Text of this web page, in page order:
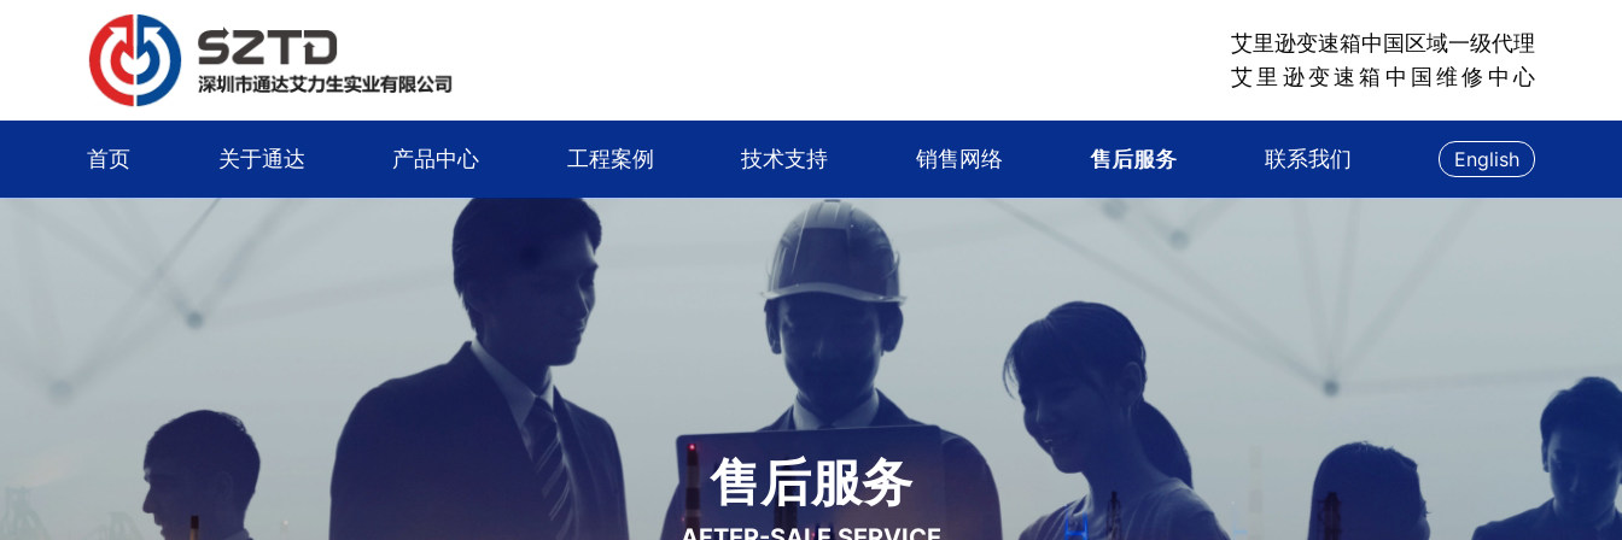
艾里逊变速箱中国区域一级代理
艾里逊变速箱中国维修中心
首页 关于通达 产品中心 工程案例 技术支持 销售网络 售后服务 联系我们 English
售后服务